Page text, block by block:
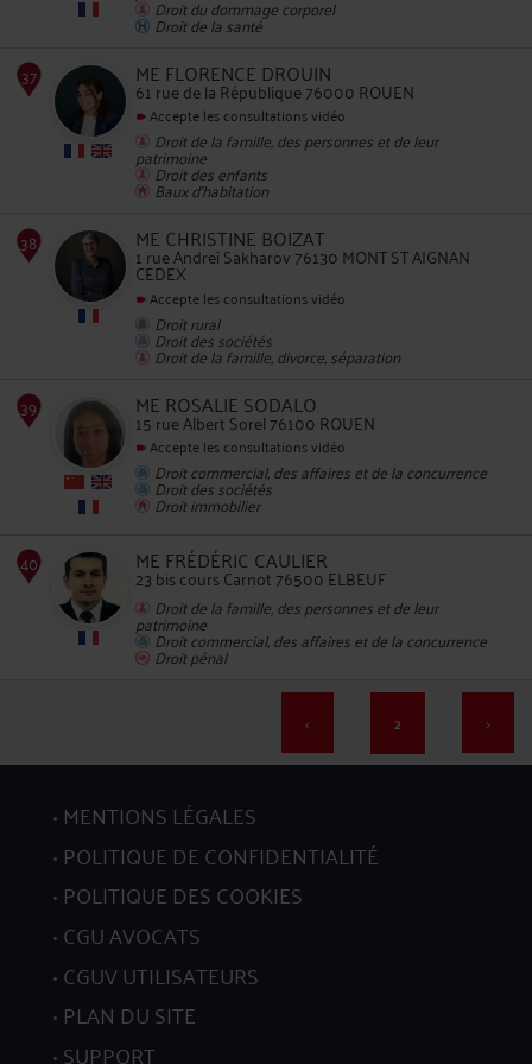
36
Droit du dommage corporel
Droit de la santé
37
ME FLORENCE DROUIN
61 rue de la République 76000 ROUEN
Accepte les consultations vidéo
Droit de la famille, des personnes et de leur
patrimoine
Droit des enfants
Baux d'habitation
ME CHRISTINE BOIZAT
1 rue Andreï Sakharov 76130 MONT ST AIGNAN
CEDEX
Accepte les consultations vidéo
Droit rural
Droit des sociétés
Droit de la famille, divorce, séparation
ME ROSALIE SODALO
15 rue Albert Sorel 76100 ROUEN
Accepte les consultations vidéo
Droit commercial, des affaires et de la concurrence
Droit des sociétés
Droit immobilier
ME FRÉDÉRIC CAULIER
23 bis cours Carnot 76500 ELBEUF
Droit de la famille, des personnes et de leur
patrimoine
Droit commercial, des affaires et de la concurrence
Droit pénal
< 2 >
MENTIONS LÉGALES
POLITIQUE DE CONFIDENTIALITÉ
POLITIQUE DES COOKIES
CGU AVOCATS
CGUV UTILISATEURS
PLAN DU SITE
SUPPORT